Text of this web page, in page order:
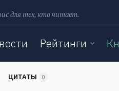
для тех, кто читает.
Рейтинги
ЦИТАТЫ 0